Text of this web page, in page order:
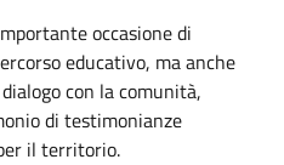
occasione di
educativo, ma anche
con la comunità,
di testimonianze
il territorio.